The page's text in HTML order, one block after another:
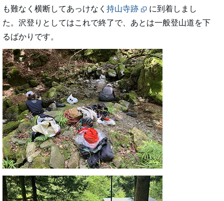
も難なく横断してあっけなく 持山寺跡
に到着しまし
た。沢登りとしてはこれで終了で、あとは一般登山道を下
るばかりです。